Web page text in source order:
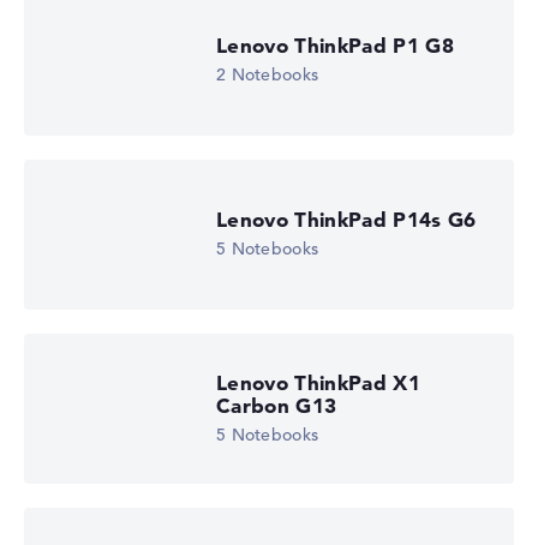
Lenovo ThinkPad P1 G8
2 Notebooks
Lenovo ThinkPad P14s G6
5 Notebooks
Lenovo ThinkPad X1
Carbon G13
5 Notebooks